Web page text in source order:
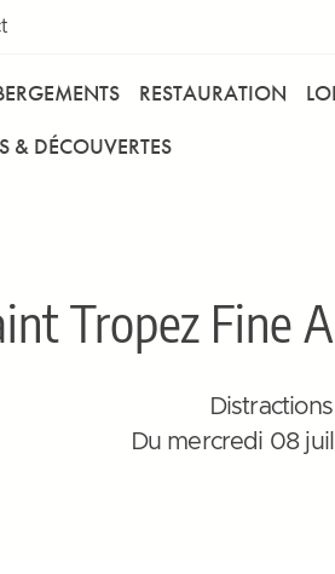
RESTAURATION
& DÉCOUVERTES
Tropez Fine
Du mercredi 08